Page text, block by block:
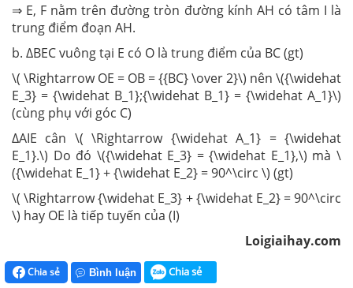
⇒ E, F nằm trên đường tròn đường kính AH có tâm I là
trung điểm đoạn AH.
b. ∆BEC vuông tại E có O là trung điểm của BC (gt)
\( \Rightarrow OE = OB = {{BC} \over 2}\) nên \({\widehat
E_3} = {\widehat B_1};{\widehat B_1} = {\widehat A_1}\)
(cùng phụ với góc C)
∆AIE cân \( \Rightarrow {\widehat A_1} = {\widehat
E_1}.\) Do đó \({\widehat E_3} = {\widehat E_1},\) mà \
({\widehat E_1} + {\widehat E_2} = 90^\circ \) (gt)
\( \Rightarrow {\widehat E_3} + {\widehat E_2} = 90^\circ
\) hay OE là tiếp tuyến của (I)
Loigiaihay.com
Chia sẻ Bình luận Chia sẻ